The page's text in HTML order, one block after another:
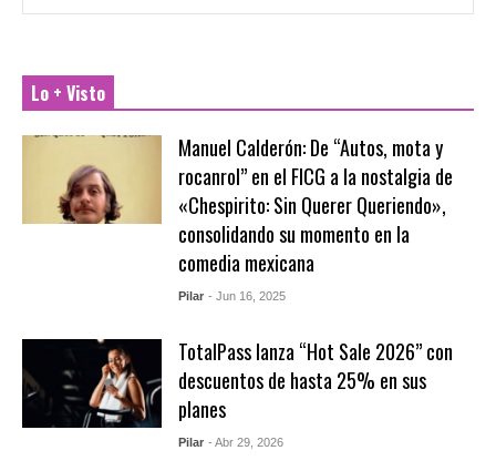
Lo + Visto
Manuel Calderón: De “Autos, mota y
rocanrol” en el FICG a la nostalgia de
«Chespirito: Sin Querer Queriendo»,
consolidando su momento en la
comedia mexicana
Pilar - Jun 16, 2025
TotalPass lanza “Hot Sale 2026” con
descuentos de hasta 25% en sus
planes
Pilar - Abr 29, 2026